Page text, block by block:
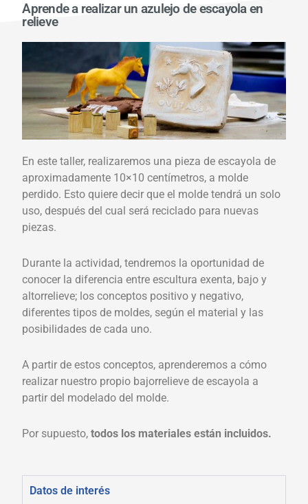
Aprende a realizar un azulejo de escayola en
relieve
En este taller, realizaremos una pieza de escayola de
aproximadamente 10×10 centímetros, a molde
perdido. Esto quiere decir que el molde tendrá un solo
uso, después del cual será reciclado para nuevas
piezas.
Durante la actividad, tendremos la oportunidad de
conocer la diferencia entre escultura exenta, bajo y
altorrelieve; los conceptos positivo y negativo,
diferentes tipos de moldes, según el material y las
posibilidades de cada uno.
A partir de estos conceptos, aprenderemos a cómo
realizar nuestro propio bajorrelieve de escayola a
partir del modelado del molde.
Por supuesto, todos los materiales están incluidos.
Datos de interés